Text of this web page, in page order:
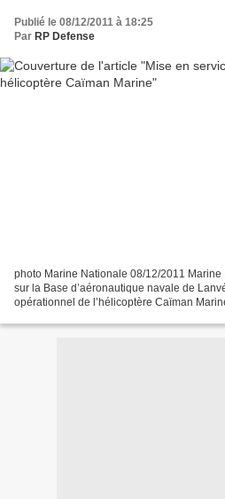
Publié le 08/12/2011 à 18:25
Par RP Defense
photo Marine Nationale 08/12/2011 Marine
sur la Base d’aéronautique navale de
opérationnel de l’hélicoptère Caïman